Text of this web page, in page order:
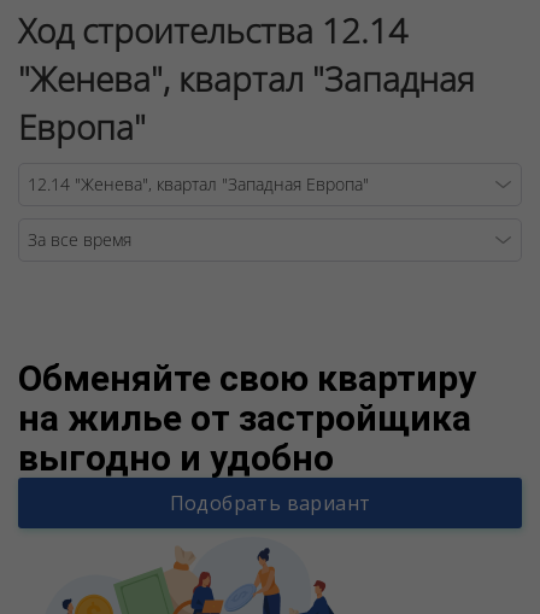
Ход строительства 12.14
"Женева", квартал "Западная
Европа"
Обменяйте свою квартиру
на жилье от застройщика
выгодно и удобно
Подобрать вариант